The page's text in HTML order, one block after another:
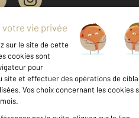
Votre agence est notée